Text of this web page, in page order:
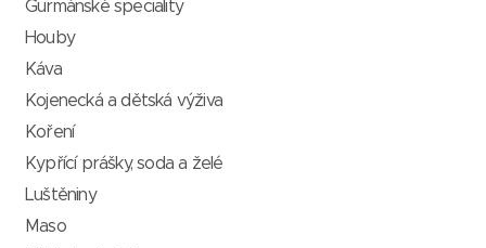
Gurmánské speciality
Houby
Káva
Kojenecká a dětská výživa
Koření
Kypřící prášky, soda a želé
Luštěniny
Maso